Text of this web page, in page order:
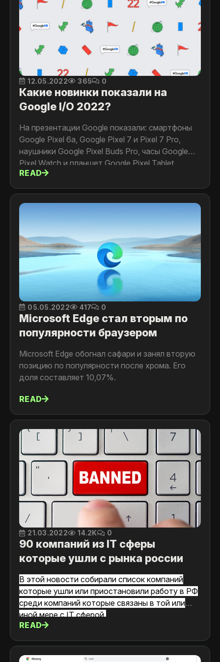
12.05.2022 365 0
Какие новинки показали на
Google I/O 2022?
На презентации Google показали: смартфоны
Google Pixel 6a, Google Pixel 7 и Pixel 7 Pro,
наушники Google Pixel Buds Pro, часы Google
Pixel Watch и планшет Google Pixel Tablet
READ
05.05.2022 417 0
Microsoft Edge стал вторым по
популярности браузером
Microsoft Edge обогнал сафари и занял вторую
позицию по популярности после хрома. Его
доля составляет 10,07%.
READ
21.03.2022 14.2K 0
90 компаний из IT сферы
которые ушли с рынка россии
В этой новости собирали список компаний
которые ушли или приостановили работу в РФ
среди компаний которые связаны в той или
иной мере с IT cферой.
READ